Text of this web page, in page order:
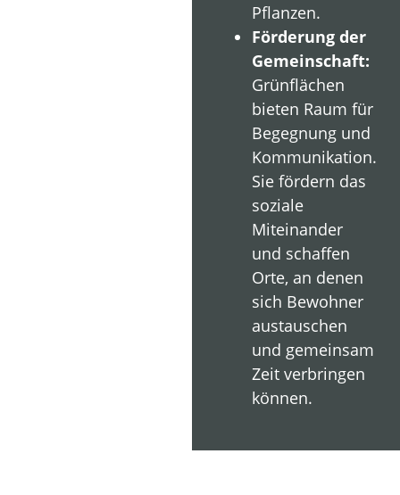
Pflanzen.
Förderung der
Gemeinschaft:
Grünflächen
bieten Raum für
Begegnung und
Kommunikation.
Sie fördern das
soziale
Miteinander
und schaffen
Orte, an denen
sich Bewohner
austauschen
und gemeinsam
Zeit verbringen
können.